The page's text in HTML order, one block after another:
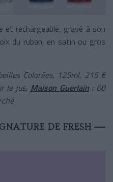
et rechargeable, gravé à son
du ruban, en satin ou gros
Colorées, 125ml, 215 €
le jus, Maison Guerlain: 68
DE FRESH